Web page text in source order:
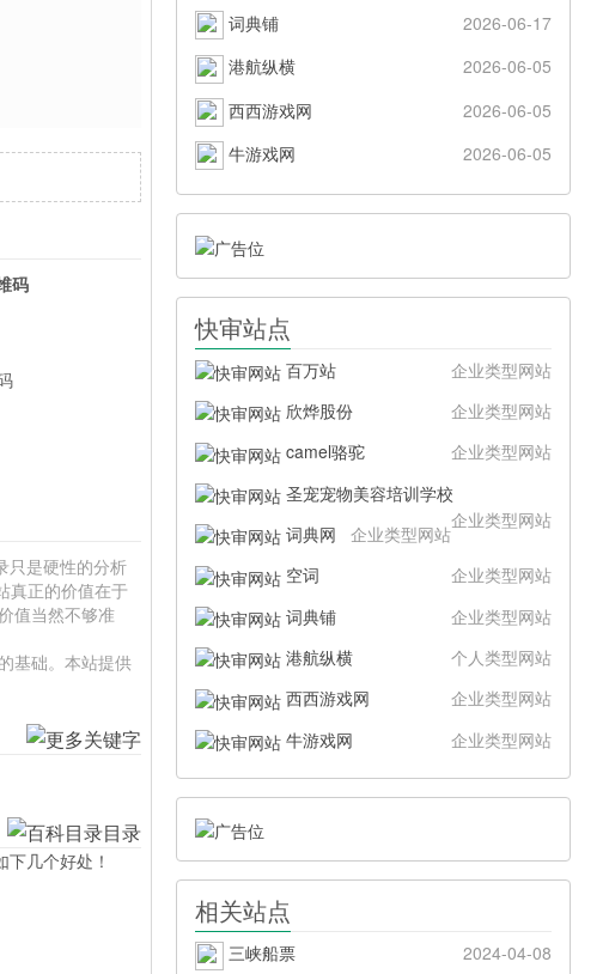
码
只是硬性的分析
真正的价值在于
值当然不够准
基础。本站提供
几个好处！
词典铺
2026-06-17
港航纵横
2026-06-05
西西游戏网
2026-06-05
牛游戏网
2026-06-05
快审站点
百万站
企业类型网站
欣烨股份
企业类型网站
camel骆驼
企业类型网站
圣宠宠物美容培训学校
企业类型网站
词典网
企业类型网站
空词
企业类型网站
词典铺
企业类型网站
港航纵横
个人类型网站
西西游戏网
企业类型网站
牛游戏网
企业类型网站
相关站点
三峡船票
2024-04-08